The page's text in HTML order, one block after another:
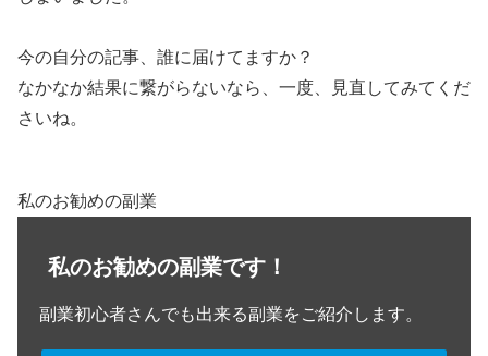
今の自分の記事、誰に届けてますか？
なかなか結果に繋がらないなら、一度、見直してみてくだ
さいね。
私のお勧めの副業
私のお勧めの副業です！
副業初心者さんでも出来る副業をご紹介します。